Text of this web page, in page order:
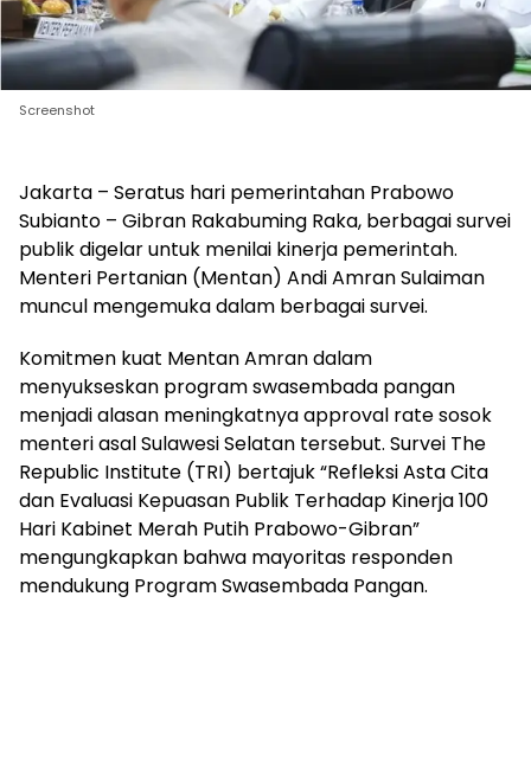
Screenshot
Jakarta – Seratus hari pemerintahan Prabowo
Subianto – Gibran Rakabuming Raka, berbagai survei
publik digelar untuk menilai kinerja pemerintah.
Menteri Pertanian (Mentan) Andi Amran Sulaiman
muncul mengemuka dalam berbagai survei.
Komitmen kuat Mentan Amran dalam
menyukseskan program swasembada pangan
menjadi alasan meningkatnya approval rate sosok
menteri asal Sulawesi Selatan tersebut. Survei The
Republic Institute (TRI) bertajuk “Refleksi Asta Cita
dan Evaluasi Kepuasan Publik Terhadap Kinerja 100
Hari Kabinet Merah Putih Prabowo-Gibran”
mengungkapkan bahwa mayoritas responden
mendukung Program Swasembada Pangan.